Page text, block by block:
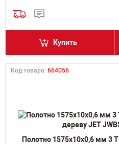
Купить
Код товара: 664056
Полотно 1575х10х0,6 мм 3